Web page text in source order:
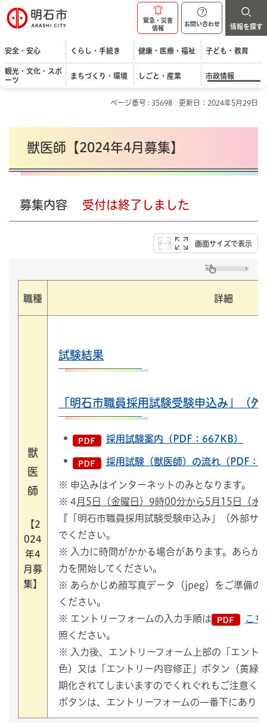
明石市
緊急・災害
情報
お問い合わせ 情報を探す
安全・安心 くらし・手続き 健康・医療・福祉 子ども・教育
観光・文化・スポ
ーツ
まちづくり・環境 しごと・産業 市政情報
ページ番号 : 35698 更新日：2024年5月29日
獣医師【2024年4月募集】
募集内容 受付は終了しました
画面サイズで表示
職種 詳細
獣
医
師
【2
024
年4
月募
集】
試験結果
「明石市職員採用試験受験申込み」（
採用試験案内（PDF：667KB）
採用試験（獣医師）の流れ（PDF：
※ 申込みはインターネットのみとなります。
※ 4月5日（金曜日）9時00分から5月15日（水
『「明石市職員採用試験受験申込み」（外部サ
でください。
※ 入力に時間がかかる場合があります。あらか
力を開始してください。
※ あらかじめ顔写真データ（jpeg）をご準備の
ください。
※ エントリーフォームの入力手順は
こ
照ください。
※ 入力後、エントリーフォーム上部の「エント
色）又は「エントリー内容修正」ボタン（黄緑
期化されてしまいますのでくれぐれもご注意く
ボタンは、エントリーフォームの一番下にあり